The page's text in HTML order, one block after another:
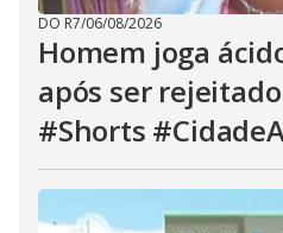
DO R7/06/08/2026
Homem joga
após ser
#Shorts